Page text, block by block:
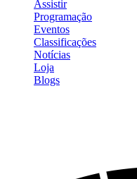
Assistir
Programação
Eventos
Classificações
Notícias
Loja
Blogs